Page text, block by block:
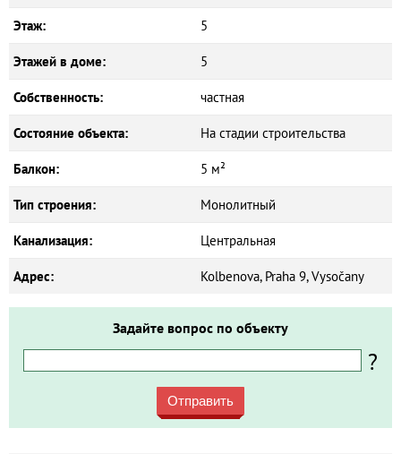
Этаж: 5
Этажей в доме: 5
Собственность: частная
Состояние объекта: На стадии строительства
Балкон: 5 м²
Тип строения: Монолитный
Канализация: Центральная
Адрес: Kolbenova, Praha 9, Vysočany
Задайте вопрос по объекту
?
Отправить